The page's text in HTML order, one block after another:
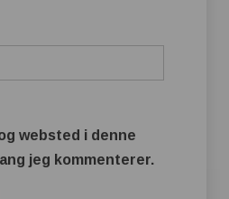
websted i denne
jeg kommenterer.